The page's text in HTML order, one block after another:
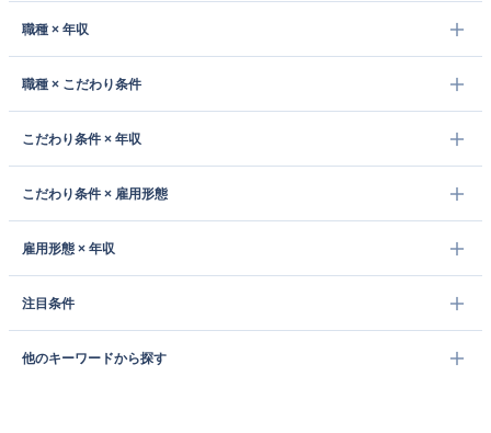
職種 × 年収
職種 × こだわり条件
こだわり条件 × 年収
こだわり条件 × 雇用形態
雇用形態 × 年収
注目条件
他のキーワードから探す